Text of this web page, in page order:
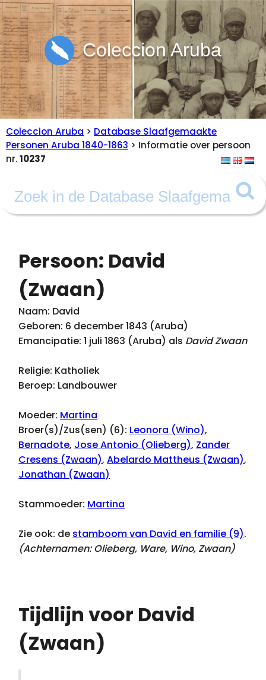
Coleccion Aruba
Coleccion Aruba > Database Slaafgemaakte
Personen Aruba 1840-1863 > Informatie over persoon
nr.10237
Persoon: David
(Zwaan)
Naam: David
Geboren: 6 december 1843 (Aruba)
Emancipatie: 1 juli 1863 (Aruba) als David Zwaan
Religie: Katholiek
Beroep: Landbouwer
Moeder: Martina
Broer(s)/Zus(sen) (6): Leonora (Wino),
Bernadote, Jose Antonio (Olieberg), Zander
Cresens (Zwaan),Abelardo Mattheus (Zwaan),
Jonathan (Zwaan)
Stammoeder: Martina
Zie ook: de stamboom van David en familie (9).
(Achternamen:Olieberg, Ware, Wino, Zwaan)
Tijdlijn voor David
(Zwaan)